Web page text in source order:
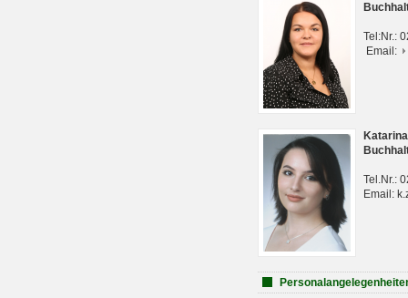
Tel:Nr.:
Email:
Tel.Nr.:
Email: